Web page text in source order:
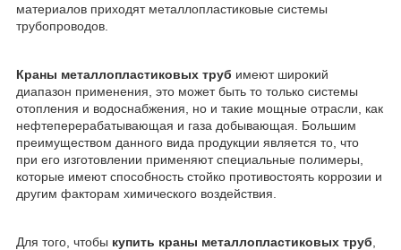
материалов приходят металлопластиковые системы
трубопроводов.
Краны металлопластиковых труб имеют широкий
диапазон применения, это может быть то только системы
отопления и водоснабжения, но и такие мощные отрасли, как
нефтеперерабатывающая и газа добывающая. Большим
преимуществом данного вида продукции является то, что
при его изготовлении применяют специальные полимеры,
которые имеют способность стойко противостоять коррозии и
другим факторам химического воздействия.
Для того, чтобы купить краны металлопластиковых труб